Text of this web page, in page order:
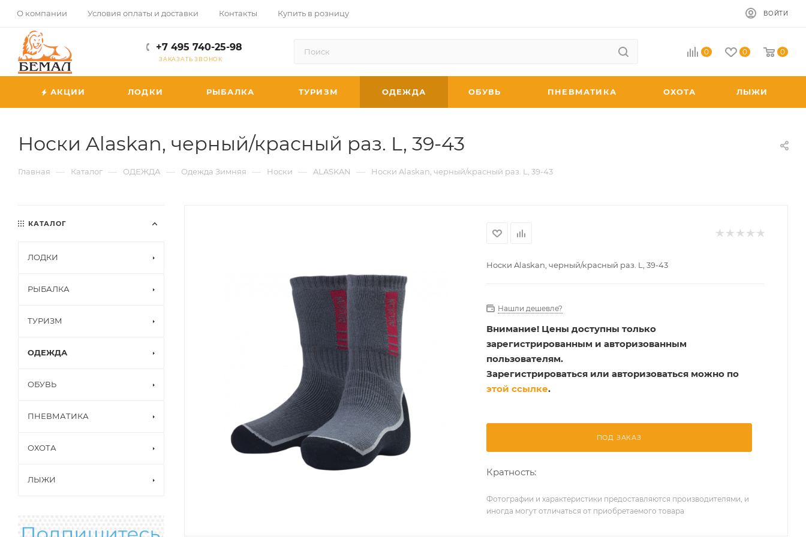
О компании Условия оплаты и доставки Контакты Купить в розницу ВОЙТИ
+7 495 740-25-98
ЗАКАЗАТЬ ЗВОНОК
0 0 0
АКЦИИ ЛОДКИ РЫБАЛКА ТУРИЗМ ОДЕЖДА ОБУВЬ ПНЕВМАТИКА ОХОТА ЛЫЖИ
Носки Alaskan, черный/красный раз. L, 39-43
Главная — Каталог — ОДЕЖДА — Одежда Зимняя — Носки — ALASKAN — Носки Alaskan, черный/красный раз. L, 39-43
Носки Alaskan, черный/красный раз. L, 39-43
Нашли дешевле?
Внимание! Цены доступны только
зарегистрированным и авторизованным
пользователям.
Зарегистрироваться или авторизоваться можно по
этой ссылке.
ПОД ЗАКАЗ
Кратность:
Фотографии и характеристики предоставляются производителями, и
иногда могут отличаться от приобретаемого товара
КАТАЛОГ
ЛОДКИ
РЫБАЛКА
ТУРИЗМ
ОДЕЖДА
ОБУВЬ
ПНЕВМАТИКА
ОХОТА
ЛЫЖИ